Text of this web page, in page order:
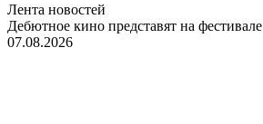
Лента новостей
Дебютное кино представят на фестивале
07.08.2026